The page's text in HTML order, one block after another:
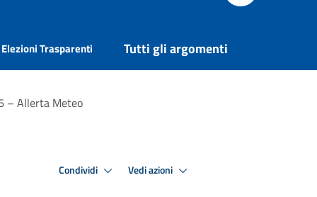
Elezioni Trasparenti Tutti gli argomenti
– Allerta Meteo
Condividi Vedi azioni